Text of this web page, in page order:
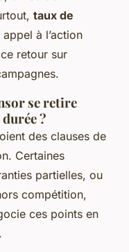
taux de
à l’action
retour sur
se retire
?
des clauses de
Certaines
partielles, ou
compétition,
ces points en